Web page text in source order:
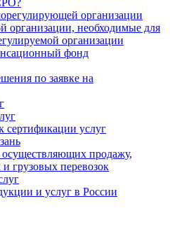
организации
организации, необходимые для
организации
фонд
по заявке на
сертификации услуг
продажу,
грузовых перевозок
и услуг в России